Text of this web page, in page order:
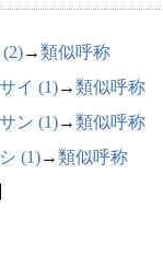
(2)→類似呼称
イ (1)→類似呼称
ン (1)→類似呼称
(1)→類似呼称